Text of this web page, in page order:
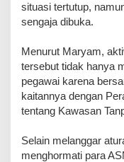
situasi tertutup,
sengaja dibuka.
‎Menurut Maryam,
tersebut tidak hanya
pegawai karena
kaitannya dengan
tentang Kawasan
‎Selain melanggar
menghormati para